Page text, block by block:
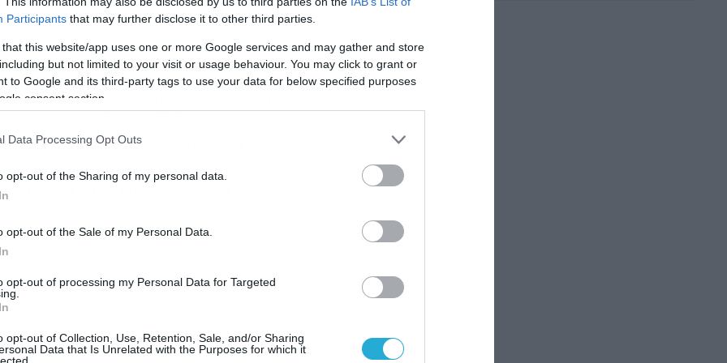
Participants that may further disclose it to other third parties.
that this website/app uses one or more Google services and may gather and store
but not limited to your visit or usage behaviour. You may click to grant or
to Google and its third-party tags to use your data for below specified purposes
consent section.
Data Processing Opt Outs
opt-out of the Sharing of my personal data.
opt-out of the Sale of my Personal Data.
opt-out of processing my Personal Data for Targeted
opt-out of Collection, Use, Retention, Sale, and/or Sharing
Data that Is Unrelated with the Purposes for which it
των βαρομετρικών χαμηλών πάνω από τον
κακοκαιρία του Σαββατοκύριακου και
2 ημερών, οδεύουμε προς νέα
και έως το επόμενο
και τα πρώτα χιόνια στη